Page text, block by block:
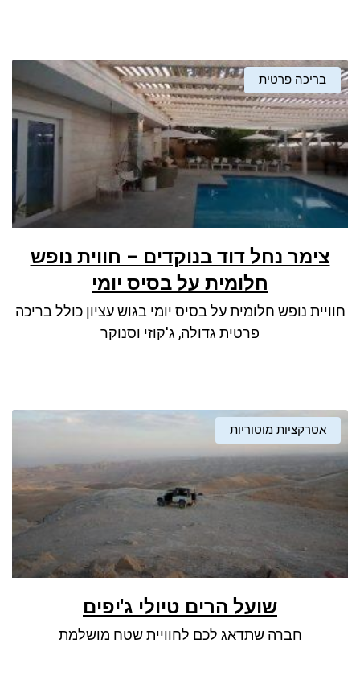
בריכה פרטית
צימר נחל דוד בנוקדים – חווית נופש
חלומית על בסיס יומי
חוויית נופש חלומית על בסיס יומי בגוש עציון כולל בריכה
פרטית גדולה, ג'קוזי וסנוקר
אטרקציות מוטוריות
שועל הרים טיולי ג'יפים
חברה שתדאג לכם לחוויית שטח מושלמת